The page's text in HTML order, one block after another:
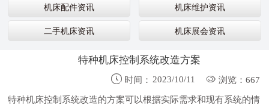
机床配件资讯 机床维护资讯
二手机床资讯 机床展会资讯
特种机床控制系统改造方案
 浏览：667
 时间： 2023/10/11
特种机床控制系统改造的方案可以根据实际需求和现有系统的情